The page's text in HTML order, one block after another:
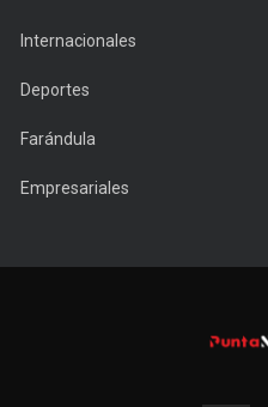
Internacionales
Deportes
Farándula
Empresariales